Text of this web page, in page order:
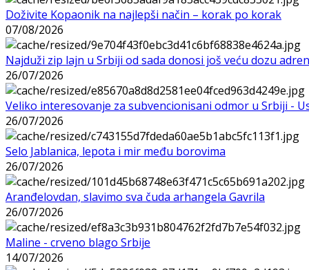
Doživite Kopaonik na najlepši način – korak po korak
07/08/2026
Najduži zip lajn u Srbiji od sada donosi još veću dozu
26/07/2026
Veliko interesovanje za subvencionisani odmor u Srbiji -
26/07/2026
Selo Jablanica, lepota i mir među borovima
26/07/2026
Aranđelovdan, slavimo sva čuda arhangela Gavrila
26/07/2026
Maline - crveno blago Srbije
14/07/2026